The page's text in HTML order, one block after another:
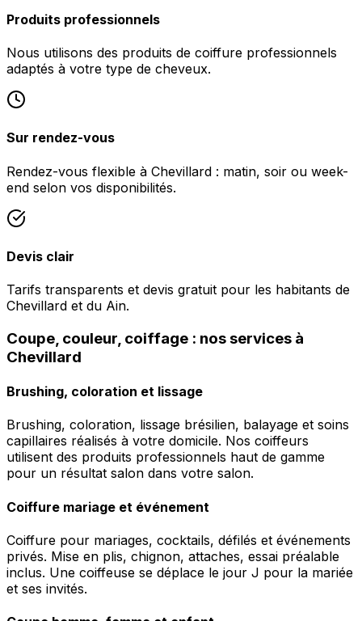
Produits professionnels
Nous utilisons des produits de coiffure professionnels
adaptés à votre type de cheveux.
Sur rendez-vous
Rendez-vous flexible à Chevillard : matin, soir ou week-
end selon vos disponibilités.
Devis clair
Tarifs transparents et devis gratuit pour les habitants de
Chevillard et du Ain.
Coupe, couleur, coiffage : nos services à
Chevillard
Brushing, coloration et lissage
Brushing, coloration, lissage brésilien, balayage et soins
capillaires réalisés à votre domicile. Nos coiffeurs
utilisent des produits professionnels haut de gamme
pour un résultat salon dans votre salon.
Coiffure mariage et événement
Coiffure pour mariages, cocktails, défilés et événements
privés. Mise en plis, chignon, attaches, essai préalable
inclus. Une coiffeuse se déplace le jour J pour la mariée
et ses invités.